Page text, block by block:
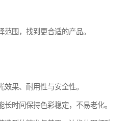
范围，找到更合适的产品。
果、耐用性与安全性。
时间保持色彩稳定，不易老化。